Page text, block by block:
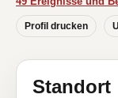
Profil drucken
Standort